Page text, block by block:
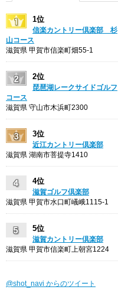
1位
信楽カントリー倶楽部 杉
山コース
滋賀県 甲賀市信楽町畑55-1
2位
琵琶湖レークサイドゴルフ
コース
滋賀県 守山市木浜町2300
3位
近江カントリー倶楽部
滋賀県 湖南市菩提寺1410
4位
滋賀ゴルフ倶楽部
滋賀県 甲賀市水口町嶬峨1115-1
5位
滋賀カントリー倶楽部
滋賀県 甲賀市信楽町上朝宮1224
@shot_navi からのツイート